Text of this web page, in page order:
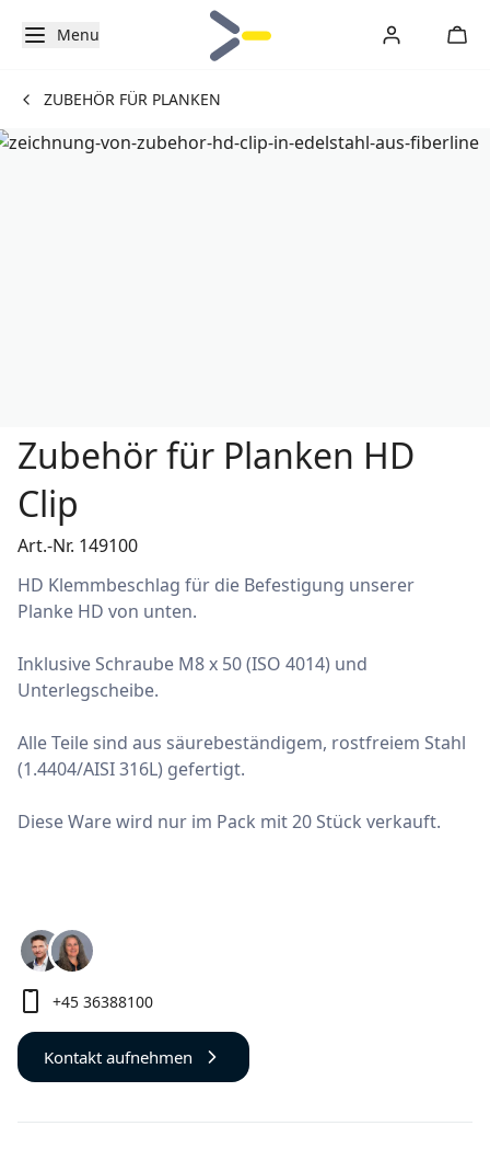
Menu
ZUBEHÖR FÜR PLANKEN
Zubehör für Planken HD
Clip
Art.-Nr. 149100
HD Klemmbeschlag für die Befestigung unserer
Planke HD von unten.
Inklusive Schraube M8 x 50 (ISO 4014) und
Unterlegscheibe.
Alle Teile sind aus säurebeständigem, rostfreiem Stahl
(1.4404/AISI 316L) gefertigt.
Diese Ware wird nur im Pack mit 20 Stück verkauft.
+45 36388100
Kontakt aufnehmen